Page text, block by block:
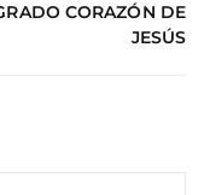
CORAZÓN DE
JESÚS